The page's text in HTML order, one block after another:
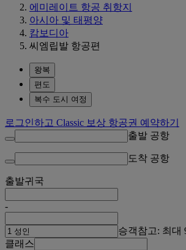
에미레이트 항공 취항지
아시아 및 태평양
캄보디아
씨엠립발 항공편
왕복
편도
복수 도시 여정
로그인하고 Classic 보상 항공권 예약하기
출발 공항
도착 공항
출발귀국
-
승객참고: 최대
클래스